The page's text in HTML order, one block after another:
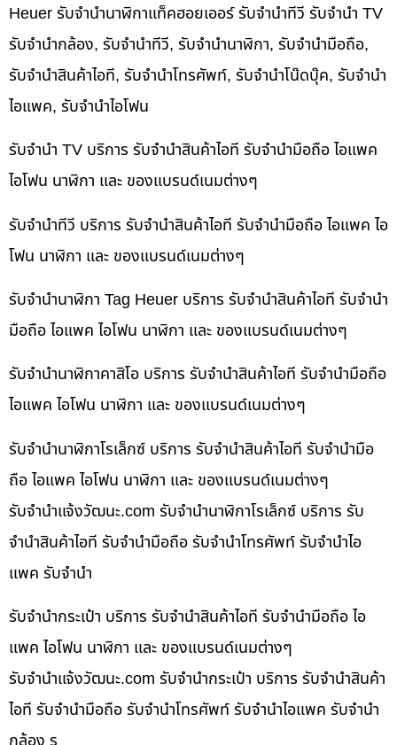
Heuer รับจำนำนาฬิกาแท็คฮอยเออร์ รับจำนำทีวี รับจำนำ TV
รับจำนำกล้อง, รับจำนำทีวี, รับจำนำนาฬิกา, รับจำนำมือถือ,
รับจำนำสินค้าไอที, รับจำนำโทรศัพท์, รับจำนำโน๊ดบุ๊ค, รับจำนำ
ไอแพค, รับจำนำไอโฟน
รับจำนำ TV บริการ รับจำนำสินค้าไอที รับจำนำมือถือ ไอแพค
ไอโฟน นาฬิกา และ ของแบรนด์เนมต่างๆ
รับจำนำทีวี บริการ รับจำนำสินค้าไอที รับจำนำมือถือ ไอแพค ไอ
โฟน นาฬิกา และ ของแบรนด์เนมต่างๆ
รับจำนำนาฬิกา Tag Heuer บริการ รับจำนำสินค้าไอที รับจำนำ
มือถือ ไอแพค ไอโฟน นาฬิกา และ ของแบรนด์เนมต่างๆ
รับจำนำนาฬิกาคาสิโอ บริการ รับจำนำสินค้าไอที รับจำนำมือถือ
ไอแพค ไอโฟน นาฬิกา และ ของแบรนด์เนมต่างๆ
รับจำนำนาฬิกาโรเล็กซ์ บริการ รับจำนำสินค้าไอที รับจำนำมือ
ถือ ไอแพค ไอโฟน นาฬิกา และ ของแบรนด์เนมต่างๆ
รับจํานําแจ้งวัฒนะ.com รับจำนำนาฬิกาโรเล็กซ์ บริการ รับ
จำนำสินค้าไอที รับจำนำมือถือ รับจำนำโทรศัพท์ รับจำนำไอ
แพค รับจำนำ
รับจำนำกระเป๋า บริการ รับจำนำสินค้าไอที รับจำนำมือถือ ไอ
แพค ไอโฟน นาฬิกา และ ของแบรนด์เนมต่างๆ
รับจํานําแจ้งวัฒนะ.com รับจำนำกระเป๋า บริการ รับจำนำสินค้า
ไอที รับจำนำมือถือ รับจำนำโทรศัพท์ รับจำนำไอแพค รับจำนำ